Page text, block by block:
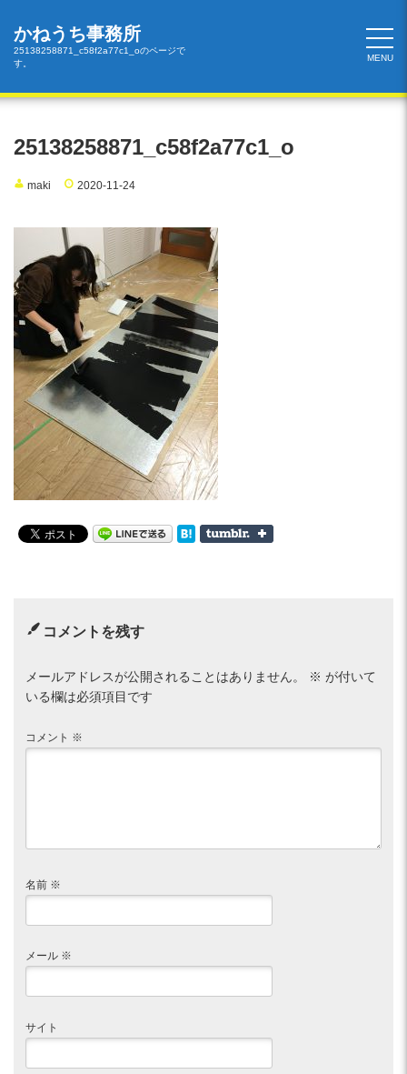
かねうち事務所
25138258871_c58f2a77c1_oのページで
す。
MENU
25138258871_c58f2a77c1_o
maki 2020-11-24
コメントを残す
メールアドレスが公開されることはありません。 ※ が付いて
いる欄は必須項目です
コメント ※
名前 ※
メール ※
サイト